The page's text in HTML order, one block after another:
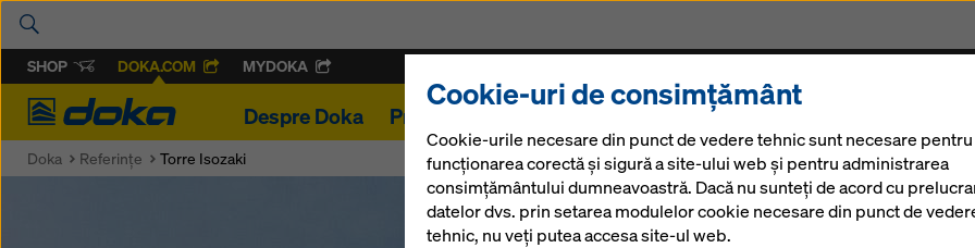
SHOP DOKA.COM MYDOKA
Doka
Despre Doka Proiecte Soluții Digitale
Doka Referinţe Torre Isozaki
Cookie-uri de consimțământ
Cookie-urile necesare din punct de vedere tehnic sunt necesare pentru
funcționarea corectă și sigură a site-ului web și pentru administrarea
consimțământului dumneavoastră. Dacă nu sunteți de acord cu
datelor dvs. prin setarea modulelor cookie necesare din punct de
tehnic, nu veți putea accesa site-ul web.